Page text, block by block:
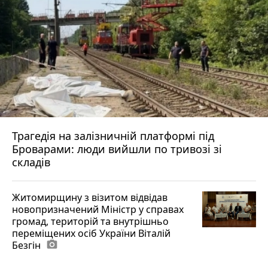
Трагедія на залізничній платформі під
Броварами: люди вийшли по тривозі зі
складів
Житомирщину з візитом відвідав
новопризначений Міністр у справах
громад, територій та внутрішньо
переміщених осіб України Віталій
Безгін photo_camera